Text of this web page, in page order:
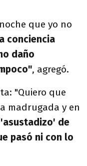
que yo no
conciencia
daño
, agregó.
"Quiero que
madrugada y en
de
pasó ni con lo